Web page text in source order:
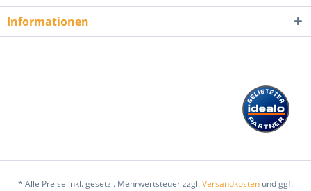
Informationen
* Alle Preise inkl. gesetzl. Mehrwertsteuer zzgl.Versandkosten und ggf.